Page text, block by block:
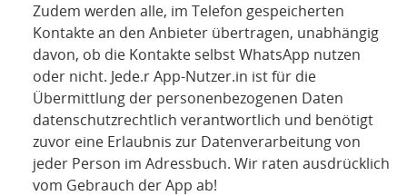
Zudem werden alle, im Telefon gespeicherten
Kontakte an den Anbieter übertragen, unabhängig
davon, ob die Kontakte selbst WhatsApp nutzen
oder nicht. Jede.r App-Nutzer.in ist für die
Übermittlung der personenbezogenen Daten
datenschutzrechtlich verantwortlich und benötigt
zuvor eine Erlaubnis zur Datenverarbeitung von
jeder Person im Adressbuch. Wir raten ausdrücklich
vom Gebrauch der App ab!